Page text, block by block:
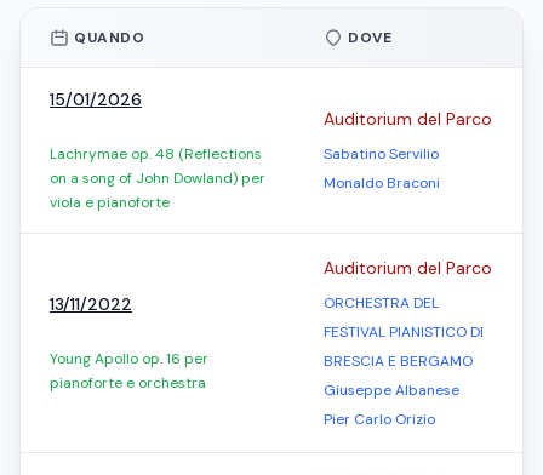
QUANDO DOVE
15/01/2026
Lachrymae op. 48 (Reflections
on a song of John Dowland) per
viola e pianoforte
Auditorium del Parco
Sabatino Servilio
Monaldo Braconi
13/11/2022
Young Apollo op. 16 per
pianoforte e orchestra
Auditorium del Parco
ORCHESTRA DEL
FESTIVAL PIANISTICO DI
BRESCIA E BERGAMO
Giuseppe Albanese
Pier Carlo Orizio